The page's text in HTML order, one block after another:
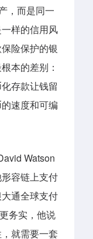
，而是同一
样的信用风
险保护的银
本的差别：
存款让钱留
速度和可编
Watson
容链上支付
通全球支付
务实，他说
就需要一套